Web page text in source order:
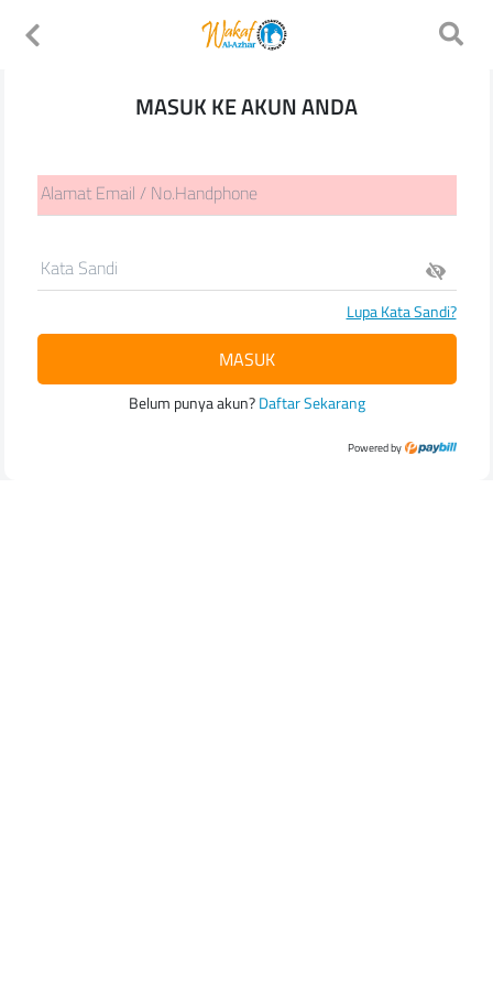
MASUK KE AKUN ANDA
Alamat Email / No.Handphone
Kata Sandi
Lupa Kata Sandi?
MASUK
Belum punya akun?Daftar Sekarang
Powered by